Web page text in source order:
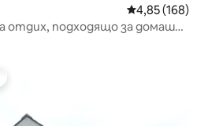
Средна
4,85 (168)
отдих, подходящо за домашни
гостите